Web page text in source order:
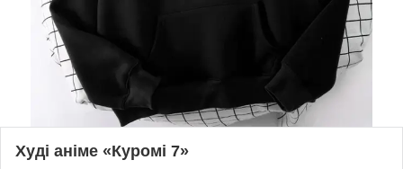
Худі аніме «Куромі 7»